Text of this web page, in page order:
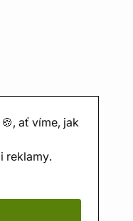
🍪, ať víme, jak
reklamy.